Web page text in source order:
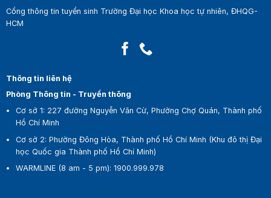
Cổng thông tin tuyển sinh Trường Đại học Khoa học tự nhiên, ĐHQG-
HCM
Thông tin liên hệ
Phòng Thông tin - Truyền thông
Cơ sở 1: 227 đường Nguyễn Văn Cừ, Phường Chợ Quán, Thành phố
Hồ Chí Minh
Cơ sở 2: Phường Đông Hòa, Thành phố Hồ Chí Minh (Khu đô thị Đại
học Quốc gia Thành phố Hồ Chí Minh)
WARMLINE (8 am - 5 pm):1900.999.978